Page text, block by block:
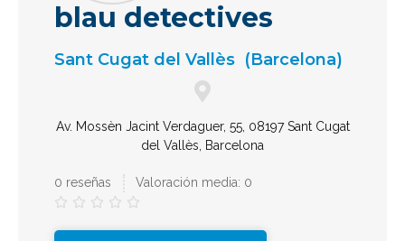
blau detectives
Sant Cugat del Vallès (Barcelona)
Av. Mossèn Jacint Verdaguer, 55, 08197 Sant Cugat
del Vallès, Barcelona
0 reseñas Valoración media: 0
    